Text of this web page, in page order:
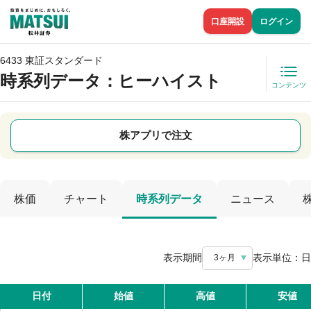
口座開設 ログイン
6433 東証スタンダード
時系列データ ：ヒーハイスト コンテンツ
株アプリで注文
株価 チャート 時系列データ ニュース
表示期間 3ヶ月 表示単位： 日
日付 始値 高値 安値